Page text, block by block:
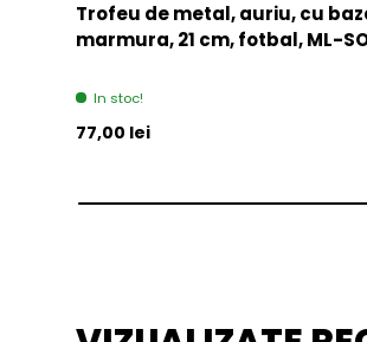
Trofeu de metal, auriu, cu
marmura, 21 cm, fotbal, ML-
In stoc!
Pret initial
77,00 lei